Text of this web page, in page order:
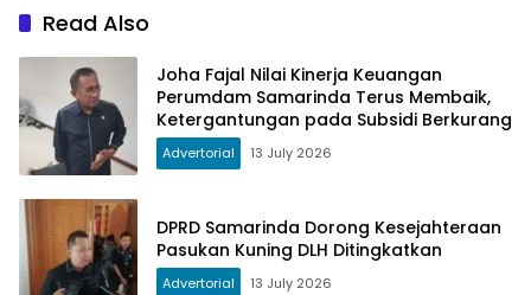
Read Also
Joha Fajal Nilai Kinerja Keuangan
Perumdam Samarinda Terus Membaik,
Ketergantungan pada Subsidi Berkurang
Advertorial 13 July 2026
DPRD Samarinda Dorong Kesejahteraan
Pasukan Kuning DLH Ditingkatkan
Advertorial 13 July 2026